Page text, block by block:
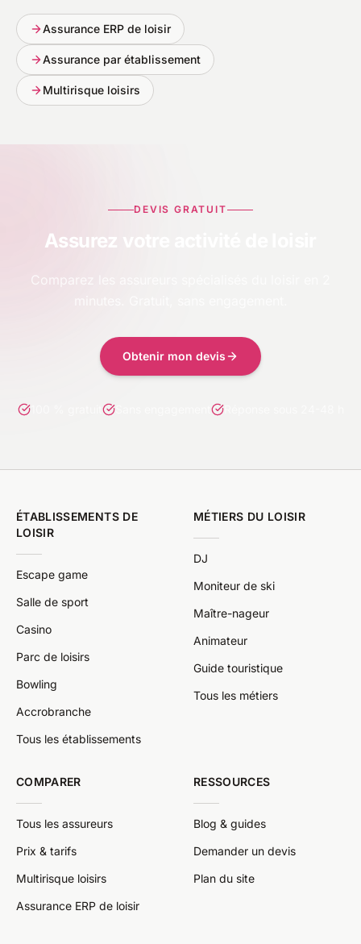
Assurance ERP de loisir
Assurance par établissement
Multirisque loisirs
DEVIS GRATUIT
Assurez votre activité de loisir
Comparez les assureurs spécialisés du loisir en 2
Obtenir mon devis
100 % gratuit Sans engagement Réponse sous 24-48 h
ÉTABLISSEMENTS DE
LOISIR
Escape game
Salle de sport
Casino
Parc de loisirs
Bowling
Accrobranche
Tous les établissements
MÉTIERS DU LOISIR
DJ
Moniteur de ski
Maître-nageur
Animateur
Guide touristique
Tous les métiers
COMPARER
Tous les assureurs
Prix & tarifs
Multirisque loisirs
Assurance ERP de loisir
RESSOURCES
Blog & guides
Demander un devis
Plan du site